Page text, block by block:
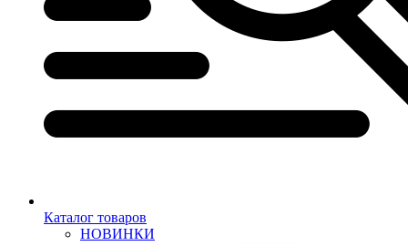
Каталог товаров
НОВИНКИ